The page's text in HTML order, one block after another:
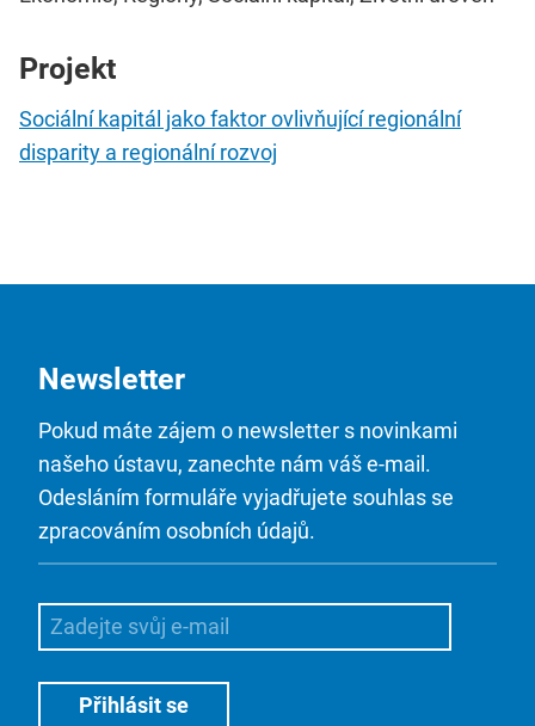
Projekt
Sociální kapitál jako faktor ovlivňující regionální
disparity a regionální rozvoj
Newsletter
Pokud máte zájem o newsletter s novinkami
našeho ústavu, zanechte nám váš e-mail.
Odesláním formuláře vyjadřujete souhlas se
zpracováním osobních údajů.